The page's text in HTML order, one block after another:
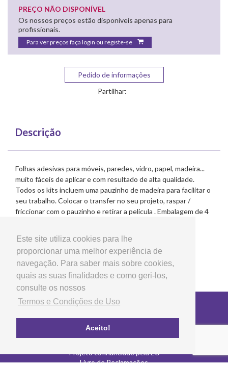
Este site utiliza cookies para lhe
proporcionar uma melhor experiência de
navegação. Para saber mais sobre cookies,
quais as suas finalidades e como geri-los,
consulte os nossos
Termos e Condições de Uso
Aceito!
PREÇO NÃO DISPONÍVEL
Os nossos preços estão disponíveis apenas para
profissionais.
Para ver preços faça login ou registe-se
Pedido de informações
Partilhar:
Descrição
Folhas adesivas para móveis, paredes, vidro, papel, madeira...
muito fáceis de aplicar e com resultado de alta qualidade.
Todos os kits incluem uma pauzinho de madeira para facilitar o
seu trabalho. Colocar o transfer no seu projeto, raspar /
friccionar com o pauzinho e retirar a pelicula . Embalagem de 4
Copyright © 2026 LG Arts Crafts Todos os direitos
Termos e Condições de Uso
FAQ's
Projeto cofinanciado pela EU
Livro de Reclamações